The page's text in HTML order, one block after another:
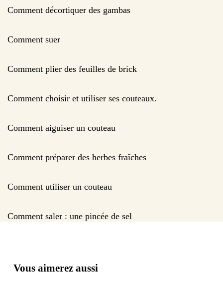
Comment décortiquer des gambas
Comment suer
Comment plier des feuilles de brick
Comment choisir et utiliser ses couteaux.
Comment aiguiser un couteau
Comment préparer des herbes fraîches
Comment utiliser un couteau
Comment saler : une pincée de sel
Vous aimerez aussi